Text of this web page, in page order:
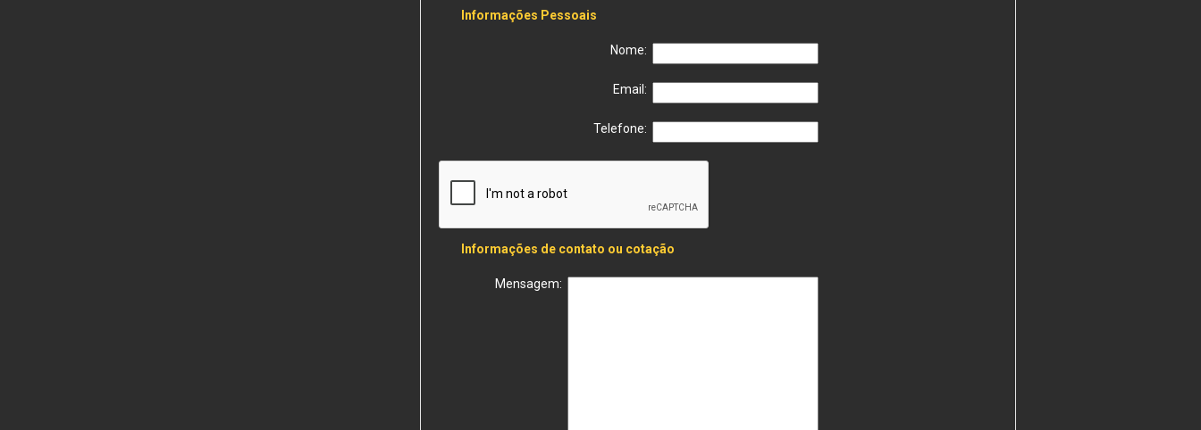
Informações Pessoais
Nome:
Email:
Telefone:
Informações de contato ou cotação
Mensagem: